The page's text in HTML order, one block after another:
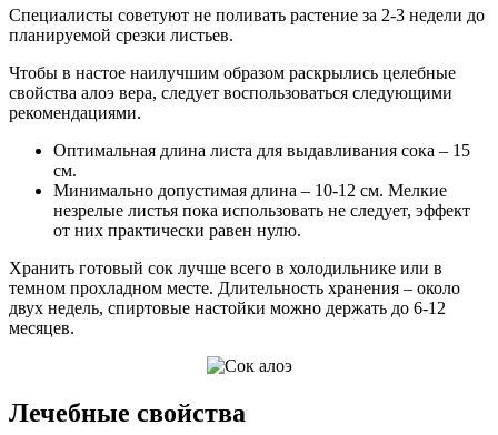
Специалисты советуют не поливать растение за 2-3 недели до
планируемой срезки листьев.
Чтобы в настое наилучшим образом раскрылись целебные
свойства алоэ вера, следует воспользоваться следующими
рекомендациями.
Оптимальная длина листа для выдавливания сока – 15
см.
Минимально допустимая длина – 10-12 см. Мелкие
незрелые листья пока использовать не следует, эффект
от них практически равен нулю.
Хранить готовый сок лучше всего в холодильнике или в
темном прохладном месте. Длительность хранения – около
двух недель, спиртовые настойки можно держать до 6-12
месяцев.
Лечебные свойства